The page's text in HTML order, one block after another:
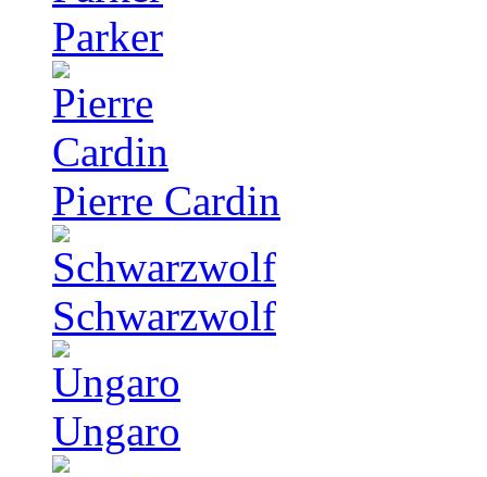
Parker
Pierre Cardin
Schwarzwolf
Ungaro